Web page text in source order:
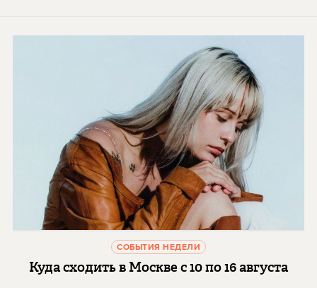
СОБЫТИЯ НЕДЕЛИ
Куда сходить в Москве с 10 по 16 августа